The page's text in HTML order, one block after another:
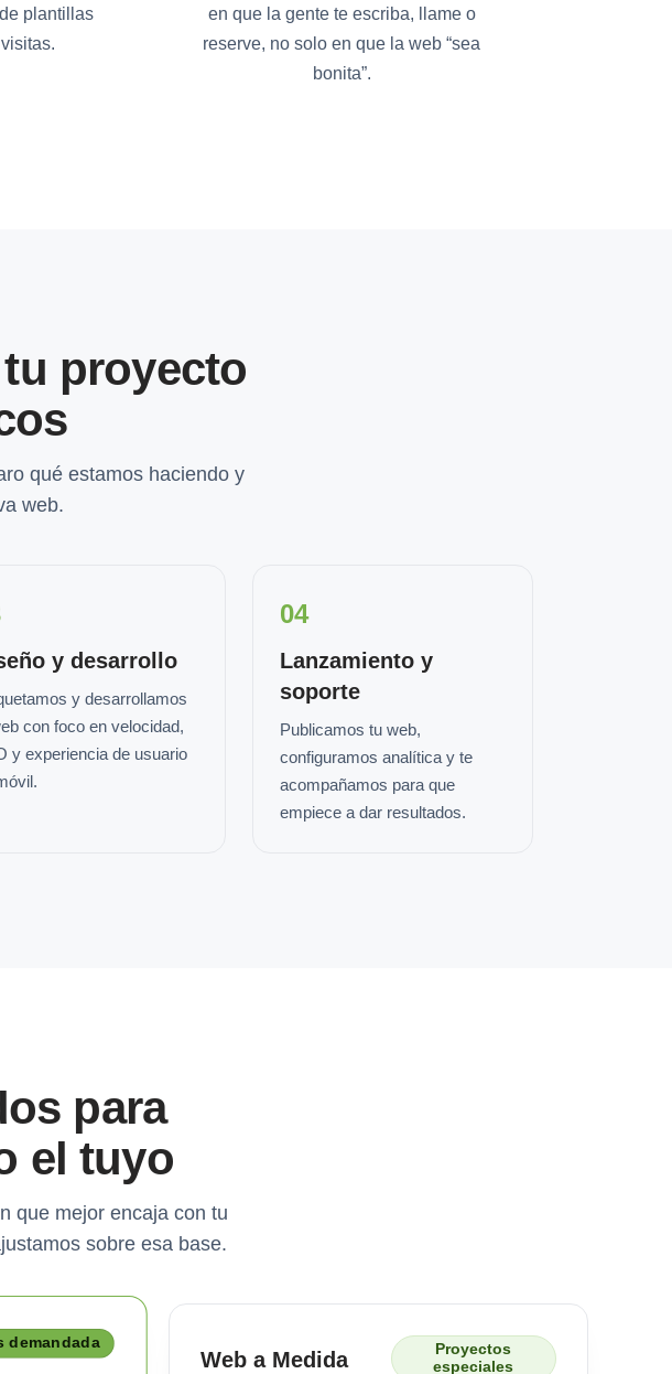
plantillas
en que la gente te escriba, llame o
reserve, no solo en que la web “sea
bonita”.
proyecto
qué estamos haciendo y
web.
y desarrollo
y desarrollamos
con foco en velocidad,
y experiencia de usuario
04
Lanzamiento y
soporte
Publicamos tu web,
configuramos analítica y te
acompañamos para que
empiece a dar resultados.
para
el tuyo
que mejor encaja con tu
sobre esa base.
demandada
Web a Medida
Proyectos
especiales